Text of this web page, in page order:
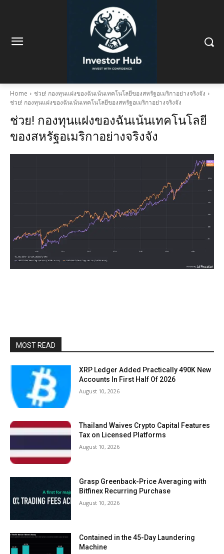
Home
ช่วย! กองทุนแฝงของฉันเน้นเทคโนโลยีของสหรัฐอเมริกาอย่างจริงจัง
ช่วย! กองทุนแฝงของฉันเน้นเทคโนโลยีของสหรัฐอเมริกาอย่างจริงจัง
ช่วย! กองทุนแฝงของฉันเน้นเทคโนโลยี
ของสหรัฐอเมริกาอย่างจริงจัง
MOST READ
XRP Ledger Added Practically 490K New
Accounts In First Half Of 2026
August 10, 2026
Thailand Waives Crypto Capital Features
Tax on Licensed Platforms
August 10, 2026
Grasp Greenback-Price Averaging with
Bitfinex Recurring Purchase
August 10, 2026
Contained in the 45-Day Laundering
Machine